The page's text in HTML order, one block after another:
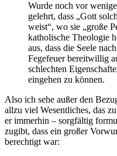
Wurde noch vor
gelehrt, dass „Gott
weist“, wo sie „große
katholische Theologie
aus, dass die Seele
Fegefeuer bereitwillig
schlechten
eingehen zu können.
Also ich sehe außer den
allzu viel Wesentliches, das
er immerhin – sorgfältig
zugibt, dass ein großer
berechtigt war: